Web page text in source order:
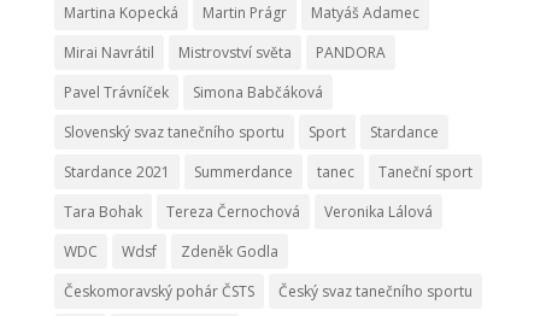
Martina Kopecká
Martin Prágr
Matyáš Adamec
Mirai Navrátil
Mistrovství světa
PANDORA
Pavel Trávníček
Simona Babčáková
Slovenský svaz tanečního sportu
Sport
Stardance
Stardance 2021
Summerdance tanec
Taneční sport
Tara Bohak
Tereza Černochová
Veronika Lálová
WDC
Wdsf
Zdeněk Godla
Českomoravský pohár ČSTS
Český svaz tanečního sportu